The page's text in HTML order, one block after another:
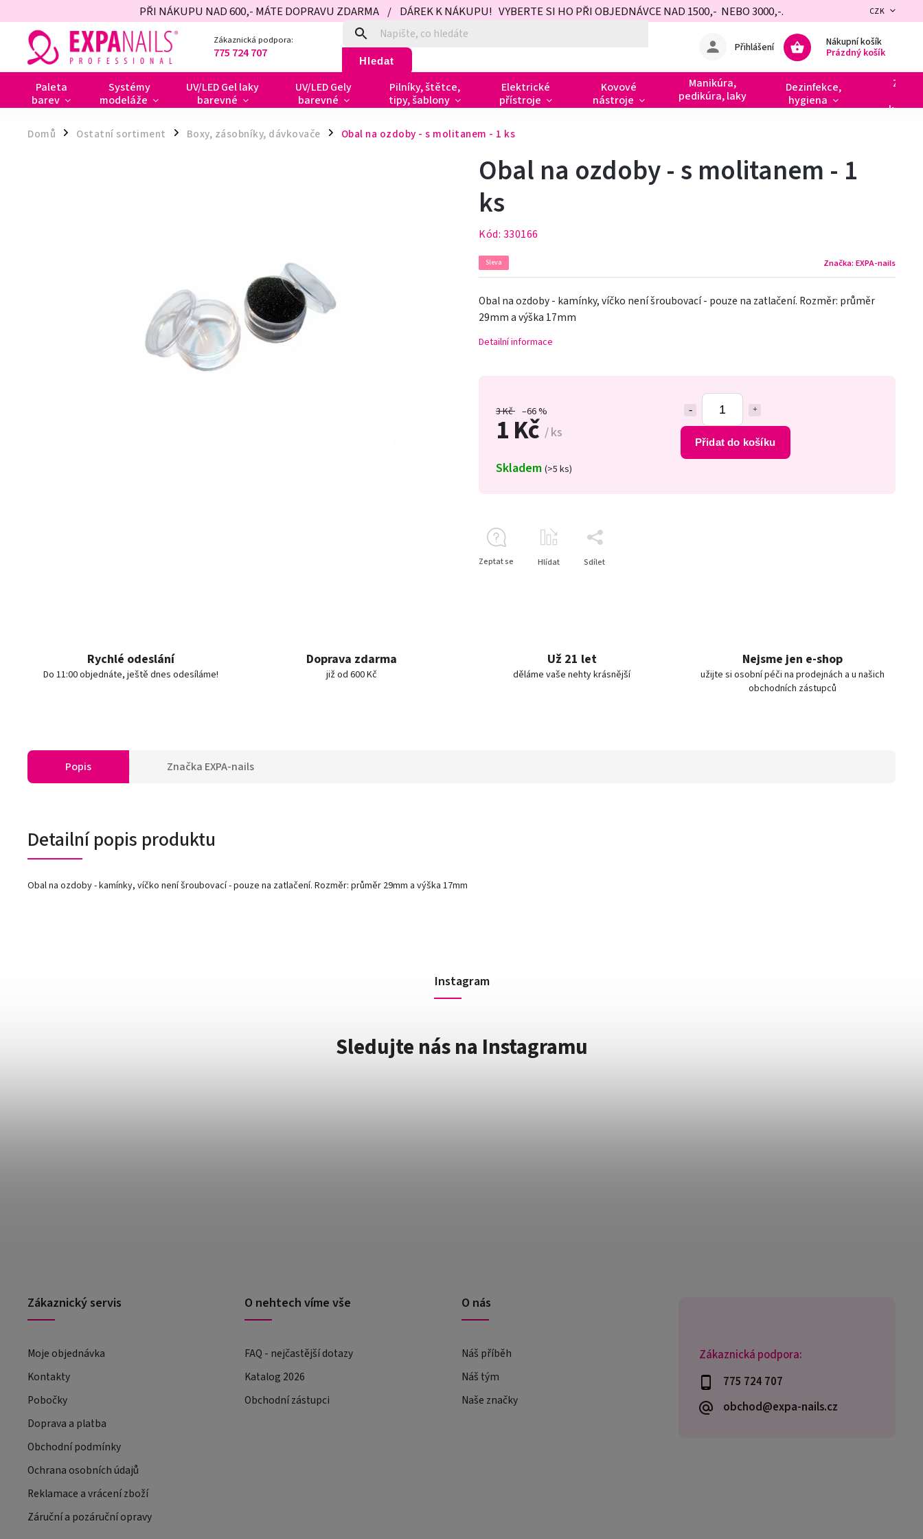
PŘI NÁKUPU NAD 600,- MÁTE DOPRAVU ZDARMA / DÁREK K NÁKUPU! VYBERTE SI HO PŘI OBJEDNÁVCE NAD 1500,- NEBO 3000,-. CZK
Zákaznická podpora:
775 724 707 Hledat
Nákupní košík
Prázdný košík
Přihlášení
Paleta
barev
Systémy
modeláže
UV/LED Gel laky
barevné
UV/LED Gely
barevné
Pilníky, štětce,
tipy, šablony
Elektrické
přístroje
Kovové
nástroje
Manikúra,
pedikúra, laky
Dezinfekce,
hygiena
Domů / Ostatní sortiment / Boxy, zásobníky, dávkovače / Obal na ozdoby - s molitanem - 1 ks
3 Kč –66 %
1 Kč / ks
Přidat do košíku
Skladem (>5 ks)
Obal na ozdoby - s molitanem - 1
ks
Kód: 330166
Sleva Značka: EXPA-nails
Obal na ozdoby - kamínky, víčko není šroubovací - pouze na zatlačení. Rozměr: průměr
29mm a výška 17mm
Detailní informace
Zeptat se Hlídat Sdílet
Rychlé odeslání
Do 11:00 objednáte, ještě dnes odesíláme!
Doprava zdarma
již od 600 Kč
Už 21 let
děláme vaše nehty krásnější
Nejsme jen e-shop
užijte si osobní péči na prodejnách a u našich
obchodních zástupců
Popis Značka EXPA-nails
Detailní popis produktu
Obal na ozdoby - kamínky, víčko není šroubovací - pouze na zatlačení. Rozměr: průměr 29mm a výška 17mm
Zákaznická podpora:
775 724 707
obchod@expa-nails.cz
Instagram
Sledujte nás na Instagramu
Zákaznický servis
Moje objednávka
Kontakty
Pobočky
Doprava a platba
Obchodní podmínky
Ochrana osobních údajů
Reklamace a vrácení zboží
Záruční a pozáruční opravy
O nehtech víme vše
FAQ - nejčastější dotazy
Katalog 2026
Obchodní zástupci
O nás
Náš příběh
Náš tým
Naše značky